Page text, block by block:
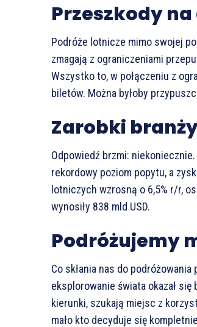
Przeszkody
Podróże lotnicze mimo swojej
zmagają z ograniczeniami
Wszystko to, w połączeniu z
biletów. Można byłoby
Zarobki
Odpowiedź brzmi:
rekordowy poziom popytu, a
lotniczych wzrosną o 6,5% r/r,
wynosiły 838 mld USD.
Podróżujemy
Co skłania nas do
eksplorowanie świata okazał
kierunki, szukają miejsc z
mało kto decyduje się